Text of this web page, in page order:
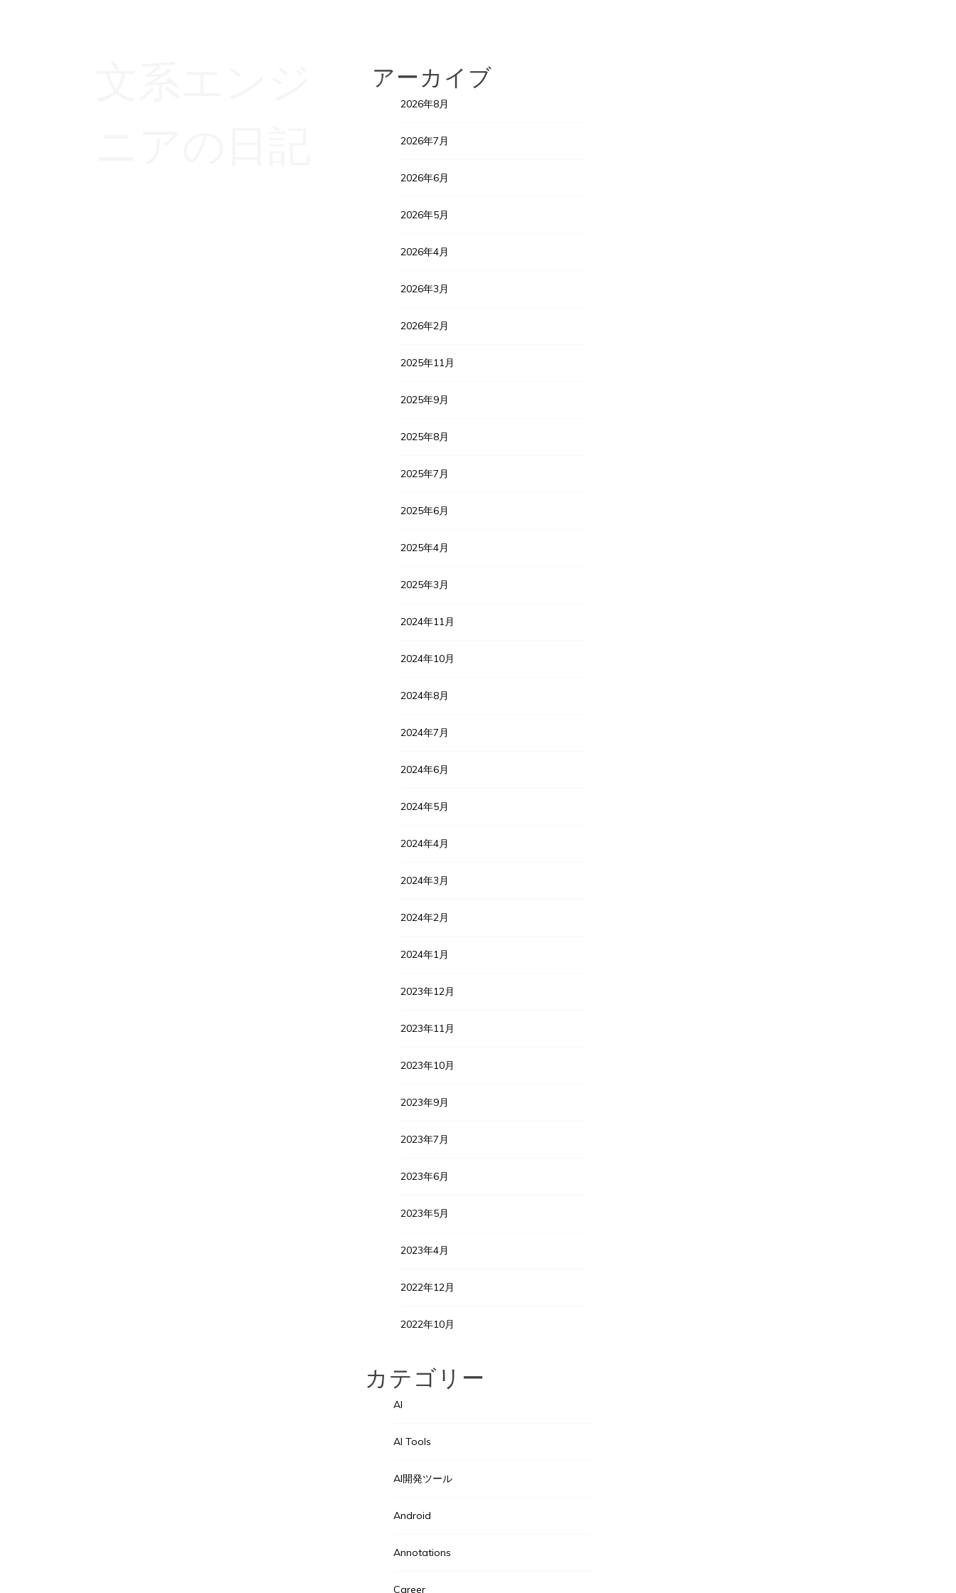
アーカイブ
2026年8月
2026年7月
2026年6月
2026年5月
2026年4月
2026年3月
2026年2月
2025年11月
2025年9月
2025年8月
2025年7月
2025年6月
2025年4月
2025年3月
2024年11月
2024年10月
2024年8月
2024年7月
2024年6月
2024年5月
2024年4月
2024年3月
2024年2月
2024年1月
2023年12月
2023年11月
2023年10月
2023年9月
2023年7月
2023年6月
2023年5月
2023年4月
2022年12月
2022年10月
カテゴリー
AI
AI Tools
AI開発ツール
Android
Annotations
Career